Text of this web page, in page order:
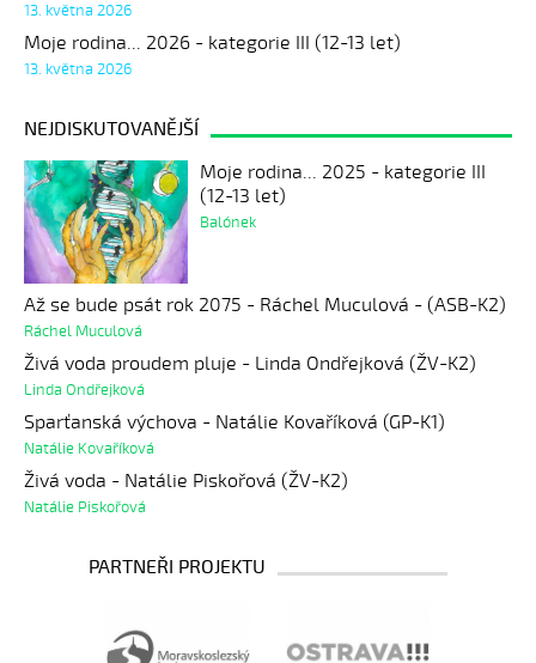
13. května 2026
Moje rodina... 2026 - kategorie III (12-13 let)
13. května 2026
NEJDISKUTOVANĚJŠÍ
Moje rodina... 2025 - kategorie III
(12-13 let)
Balónek
Až se bude psát rok 2075 - Ráchel Muculová - (ASB-K2)
Ráchel Muculová
Živá voda proudem pluje - Linda Ondřejková (ŽV-K2)
Linda Ondřejková
Sparťanská výchova - Natálie Kovaříková (GP-K1)
Natálie Kovaříková
Živá voda - Natálie Piskořová (ŽV-K2)
Natálie Piskořová
PARTNEŘI PROJEKTU